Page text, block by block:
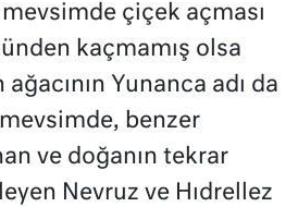
çiçek açması
kaçmamış olsa
Yunanca adı da
benzer
ve doğanın tekrar
Nevruz ve Hıdrellez